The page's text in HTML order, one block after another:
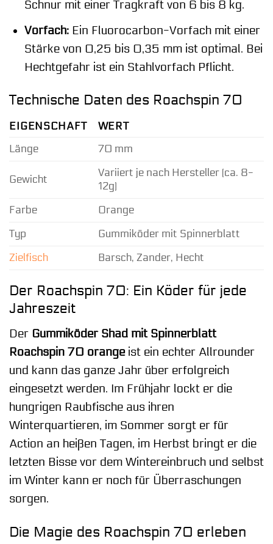
Schnur mit einer Tragkraft von 6 bis 8 kg.
Vorfach:Ein Fluorocarbon-Vorfach mit einer
Stärke von 0,25 bis 0,35 mm ist optimal. Bei
Hechtgefahr ist ein Stahlvorfach Pflicht.
Technische Daten des Roachspin 70
EIGENSCHAFT
WERT
Länge
70 mm
Gewicht
Variiert je nach Hersteller (ca. 8-
12g)
Farbe
Orange
Typ
Gummiköder mit Spinnerblatt
Zielfisch
Barsch, Zander, Hecht
Der Roachspin 70: Ein Köder für jede
Jahreszeit
Der Gummiköder Shad mit Spinnerblatt
Roachspin 70 orangeist ein echter Allrounder
und kann das ganze Jahr über erfolgreich
eingesetzt werden. Im Frühjahr lockt er die
hungrigen Raubfische aus ihren
Winterquartieren, im Sommer sorgt er für
Action an heißen Tagen, im Herbst bringt er die
letzten Bisse vor dem Wintereinbruch und selbst
im Winter kann er noch für Überraschungen
sorgen.
Die Magie des Roachspin 70 erleben